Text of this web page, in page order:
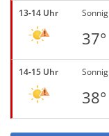
13-14 Uhr Sonnig
37°
14-15 Uhr Sonnig
38°